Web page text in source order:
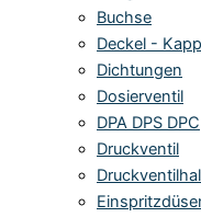
Buchse
Deckel -
Dichtungen
Dosierventil
DPA DPS DPC
Druckventil